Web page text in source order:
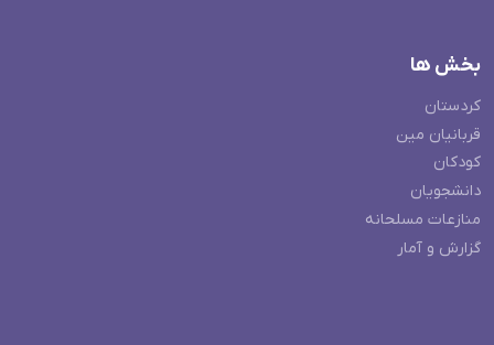
بخش ها
کردستان
قربانیان مین
کودکان
دانشجویان
منازعات مسلحانه
گزارش و آمار